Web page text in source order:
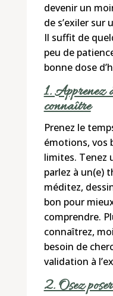
devenir un
de s’exiler sur
Il suffit de
peu de
bonne dose
1. Apprenez
connaître
Prenez le
émotions, vos
limites. Tenez
parlez à un(e)
méditez,
bon pour
comprendre.
connaîtrez,
besoin de
validation à
2. Osez